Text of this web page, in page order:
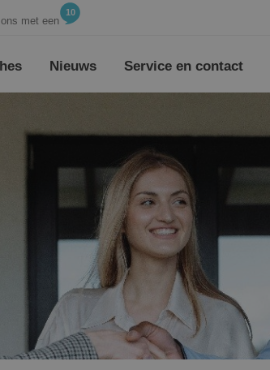
met een
10
Nieuws Service en contact